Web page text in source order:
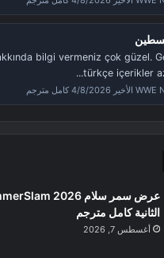
bilgi vermeniz çok güzel.
türkçe içerikler az
الثانية كامل مترجم
أغسطس 7, 2026